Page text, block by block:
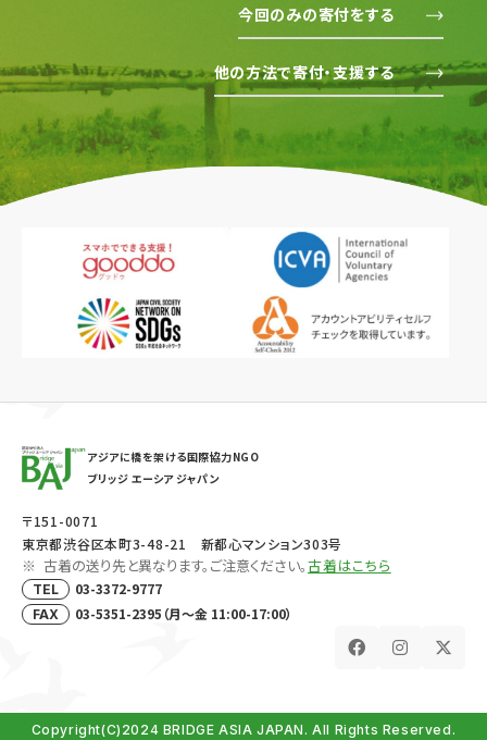
今回のみの寄付をする
他の方法で寄付・支援する
アジアに橋を架ける国際協力NGO
ブリッジ エーシア ジャパン
〒151-0071
東京都渋谷区本町3-48-21 新都心マンション303号
古着の送り先と異なります。ご注意ください。古着はこちら
TEL 03-3372-9777
FAX 03-5351-2395（月～金 11:00-17:00）
Copyright(C)2024 BRIDGE ASIA JAPAN. All Rights Reserved.